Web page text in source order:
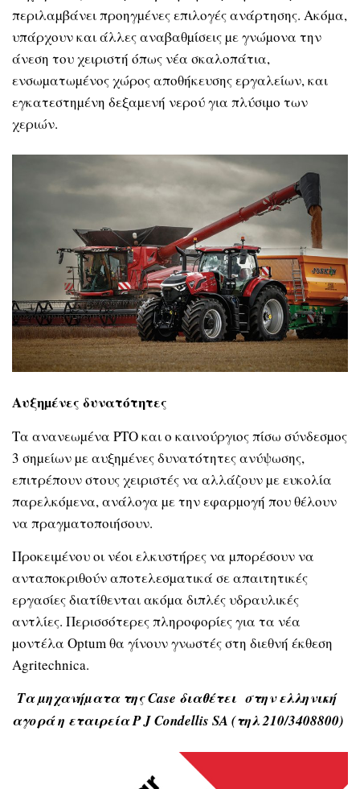
περιλαµβάνει προηγµένες επιλογές ανάρτησης. Ακόµα,
υπάρχουν και άλλες αναβαθµίσεις µε γνώµονα την
άνεση του χειριστή όπως νέα σκαλοπάτια,
ενσωµατωµένος χώρος αποθήκευσης εργαλείων, και
εγκατεστηµένη δεξαµενή νερού για πλύσιµο των
χεριών.
Αυξηµένες δυνατότητες
Τα ανανεωµένα PTO και ο καινούργιος πίσω σύνδεσµος
3 σηµείων µε αυξηµένες δυνατότητες ανύψωσης,
επιτρέπουν στους χειριστές να αλλάζουν µε ευκολία
παρελκόµενα, ανάλογα µε την εφαρµογή που θέλουν
να πραγµατοποιήσουν.
Προκειµένου οι νέοι ελκυστήρες να µπορέσουν να
ανταποκριθούν αποτελεσµατικά σε απαιτητικές
εργασίες διατίθενται ακόµα διπλές υδραυλικές
αντλίες. Περισσότερες πληροφορίες για τα νέα
µοντέλα Optum θα γίνουν γνωστές στη διεθνή έκθεση
Agritechnica.
Τα µηχανήµατα της Case διαθέτει στην ελληνική
αγορά η εταιρείαP J Condellis SA (τηλ 210/3408800)